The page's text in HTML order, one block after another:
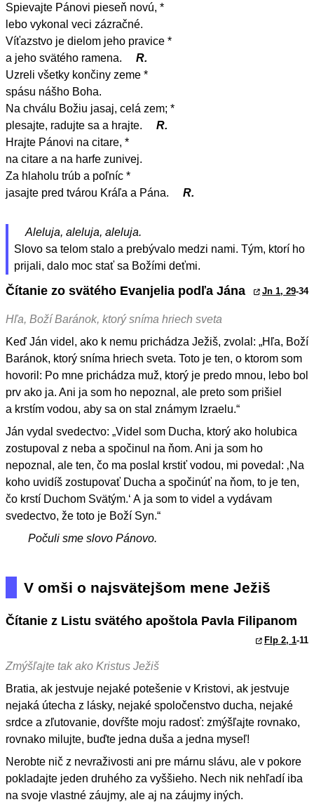
Spievajte Pánovi pieseň novú, *
lebo vykonal veci zázračné.
Víťazstvo je dielom jeho pravice *
a jeho svätého ramena.
R.
Uzreli všetky končiny zeme *
spásu nášho Boha.
Na chválu Božiu jasaj, celá zem; *
plesajte, radujte sa a hrajte.
R.
Hrajte Pánovi na citare, *
na citare a na harfe zunivej.
Za hlaholu trúb a poľníc *
jasajte pred tvárou Kráľa a Pána.
R.
Aleluja, aleluja, aleluja.
Slovo sa telom stalo a prebývalo medzi nami. Tým, ktorí ho
prijali, dalo moc stať sa Božími deťmi.
Čítanie zo svätého Evanjelia podľa Jána Jn 1, 29-34
Hľa, Boží Baránok, ktorý sníma hriech sveta
Keď Ján videl, ako k nemu prichádza Ježiš, zvolal: „Hľa, Boží
Baránok, ktorý sníma hriech sveta. Toto je ten, o ktorom som
hovoril: Po mne prichádza muž, ktorý je predo mnou, lebo bol
prv ako ja. Ani ja som ho nepoznal, ale preto som prišiel
a krstím vodou, aby sa on stal známym Izraelu.“
Ján vydal svedectvo: „Videl som Ducha, ktorý ako holubica
zostupoval z neba a spočinul na ňom. Ani ja som ho
nepoznal, ale ten, čo ma poslal krstiť vodou, mi povedal: ‚Na
koho uvidíš zostupovať Ducha a spočinúť na ňom, to je ten,
čo krstí Duchom Svätým.‘ A ja som to videl a vydávam
svedectvo, že toto je Boží Syn.“
Počuli sme slovo Pánovo.
V omši o najsvätejšom mene Ježiš
Čítanie z Listu svätého apoštola Pavla Filipanom
Flp 2, 1-11
Zmýšľajte tak ako Kristus Ježiš
Bratia, ak jestvuje nejaké potešenie v Kristovi, ak jestvuje
nejaká útecha z lásky, nejaké spoločenstvo ducha, nejaké
srdce a zľutovanie, dovŕšte moju radosť: zmýšľajte rovnako,
rovnako milujte, buďte jedna duša a jedna myseľ!
Nerobte nič z nevraživosti ani pre márnu slávu, ale v pokore
pokladajte jeden druhého za vyššieho. Nech nik nehľadí iba
na svoje vlastné záujmy, ale aj na záujmy iných.